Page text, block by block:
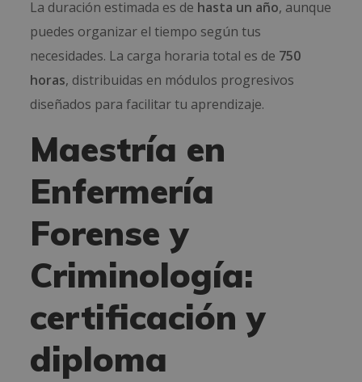
La duración estimada es de hasta un año, aunque
puedes organizar el tiempo según tus
necesidades. La carga horaria total es de 750
horas, distribuidas en módulos progresivos
diseñados para facilitar tu aprendizaje.
Maestría en
Enfermería
Forense y
Criminología:
certificación y
diploma